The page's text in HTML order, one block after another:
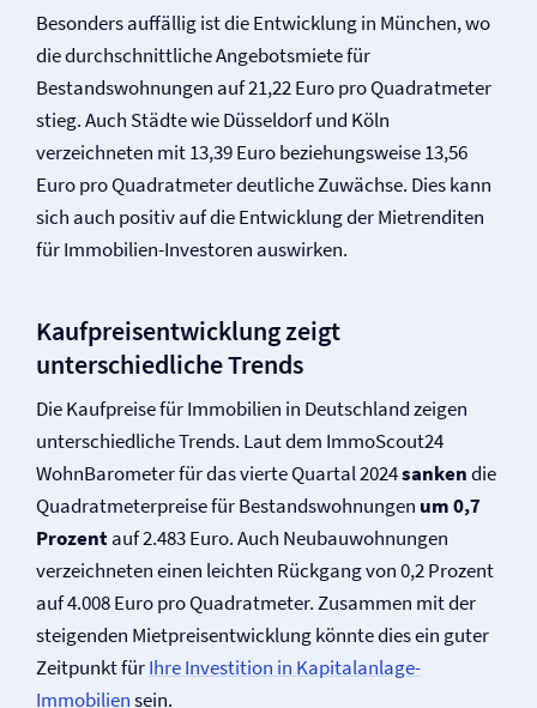
Besonders auffällig ist die Entwicklung in München, wo
die durchschnittliche Angebotsmiete für
Bestandswohnungen auf 21,22 Euro pro Quadratmeter
stieg. Auch Städte wie Düsseldorf und Köln
verzeichneten mit 13,39 Euro beziehungsweise 13,56
Euro pro Quadratmeter deutliche Zuwächse. Dies kann
sich auch positiv auf die Entwicklung der Mietrenditen
für Immobilien-Investoren auswirken.
Kaufpreisentwicklung zeigt
unterschiedliche Trends
Die Kaufpreise für Immobilien in Deutschland zeigen
unterschiedliche Trends. Laut dem ImmoScout24
WohnBarometer für das vierte Quartal 2024sankendie
Quadratmeterpreise für Bestandswohnungen um 0,7
Prozentauf 2.483 Euro. Auch Neubauwohnungen
verzeichneten einen leichten Rückgang von 0,2 Prozent
auf 4.008 Euro pro Quadratmeter. Zusammen mit der
steigenden Mietpreisentwicklung könnte dies ein guter
Zeitpunkt fürIhre Investition in Kapitalanlage-
Immobiliensein.